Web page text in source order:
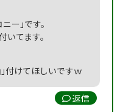
ー｣です。
てます。
けてほしいですｗ
返信